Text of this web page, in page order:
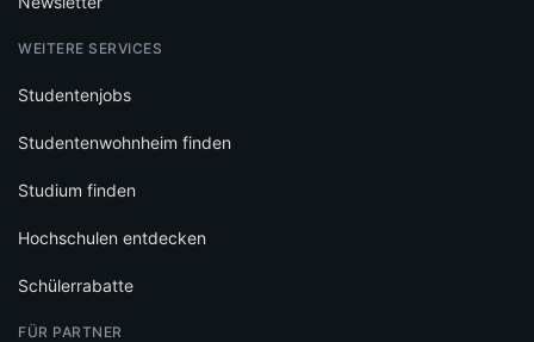
WEITERE SERVICES
Studentenjobs
Studentenwohnheim finden
Studium finden
Hochschulen entdecken
Schülerrabatte
FÜR PARTNER